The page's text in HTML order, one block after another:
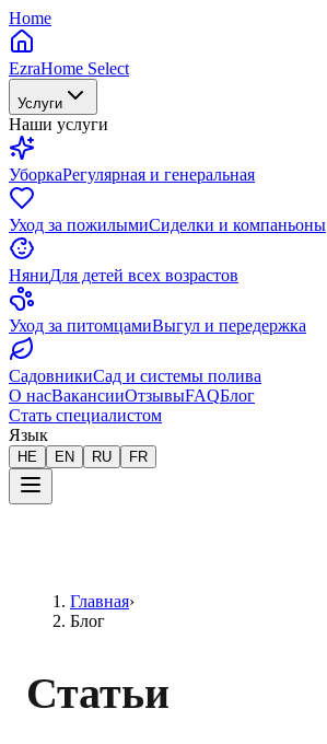
Home
EzraHome Select
Услуги
Наши услуги
УборкаРегулярная и генеральная
Уход за пожилымиСиделки и компаньоны
НяниДля детей всех возрастов
Уход за питомцамиВыгул и передержка
СадовникиСад и системы полива
О насВакансииОтзывыFAQБлог
Стать специалистом
Язык
HE EN RU FR
Главная›
Блог
Статьи